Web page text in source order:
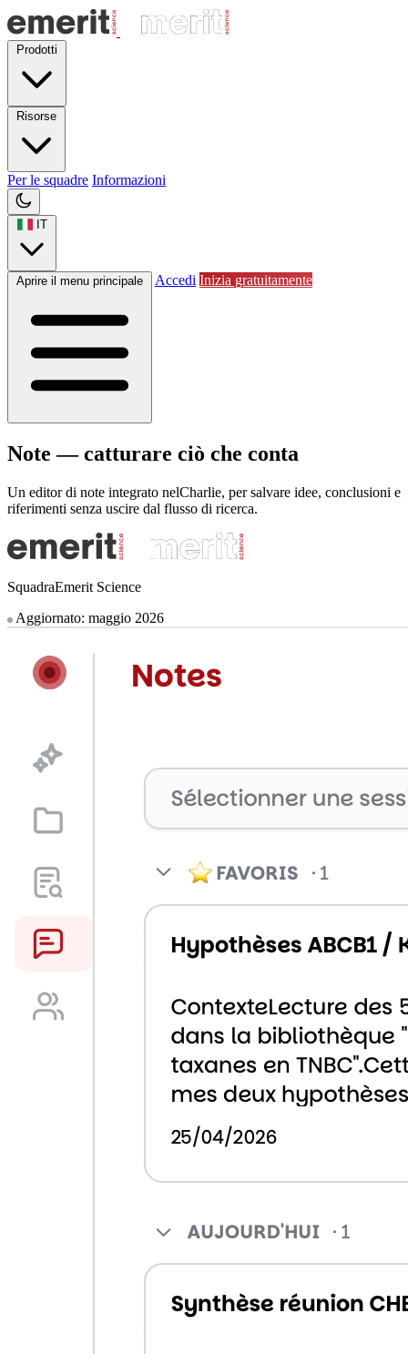
Prodotti
Risorse
Per le squadre Informazioni
IT
Aprire il menu principale Accedi Inizia gratuitamente
Note — catturare ciò che conta
Un editor di note integrato nelCharlie, per salvare idee, conclusioni e
riferimenti senza uscire dal flusso di ricerca.
SquadraEmerit Science
Aggiornato: maggio 2026